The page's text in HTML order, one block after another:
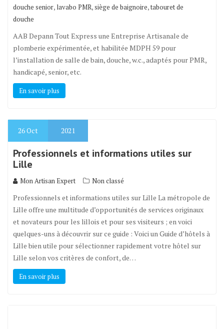
douche senior, lavabo PMR,siège de baignoire,tabouret de
douche
AAB Depann Tout Express une Entreprise Artisanale de
plomberie expérimentée, et habilitée MDPH 59 pour
l’installation de salle de bain, douche, w.c., adaptés pour PMR,
handicapé, senior, etc.
En savoir plus
26Oct 2021
Professionnels et informations utiles sur
Lille
Mon Artisan Expert Non classé
Professionnels et informations utiles sur Lille La métropole de
Lille offre une multitude d’opportunités de services originaux
et novateurs pour les lillois et pour ses visiteurs ; en voici
quelques-uns à découvrir sur ce guide : Voici un Guide d’hôtels à
Lille bien utile pour sélectionner rapidement votre hôtel sur
Lille selon vos critères de confort, de…
En savoir plus